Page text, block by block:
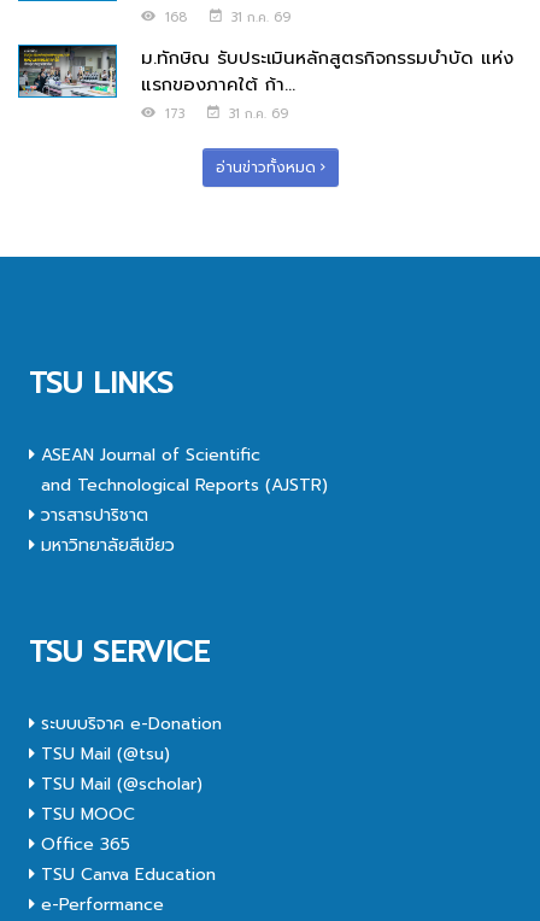
168 31 ก.ค. 69
ม.ทักษิณ รับประเมินหลักสูตรกิจกรรมบำบัด แห่ง
แรกของภาคใต้ ก้า...
173 31 ก.ค. 69
อ่านข่าวทั้งหมด
TSU LINKS
ASEAN Journal of Scientific
and Technological Reports (AJSTR)
วารสารปาริชาต
มหาวิทยาลัยสีเขียว
TSU SERVICE
ระบบบริจาค e-Donation
TSU Mail (@tsu)
TSU Mail (@scholar)
TSU MOOC
Office 365
TSU Canva Education
e-Performance